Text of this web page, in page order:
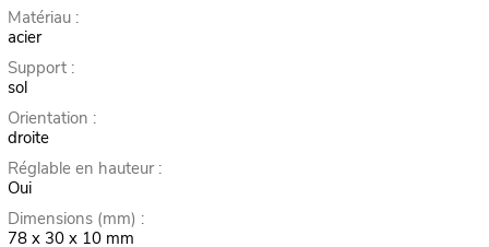
Matériau :
acier
Support :
sol
Orientation :
droite
Réglable en hauteur :
Oui
Dimensions (mm) :
78 x 30 x 10 mm